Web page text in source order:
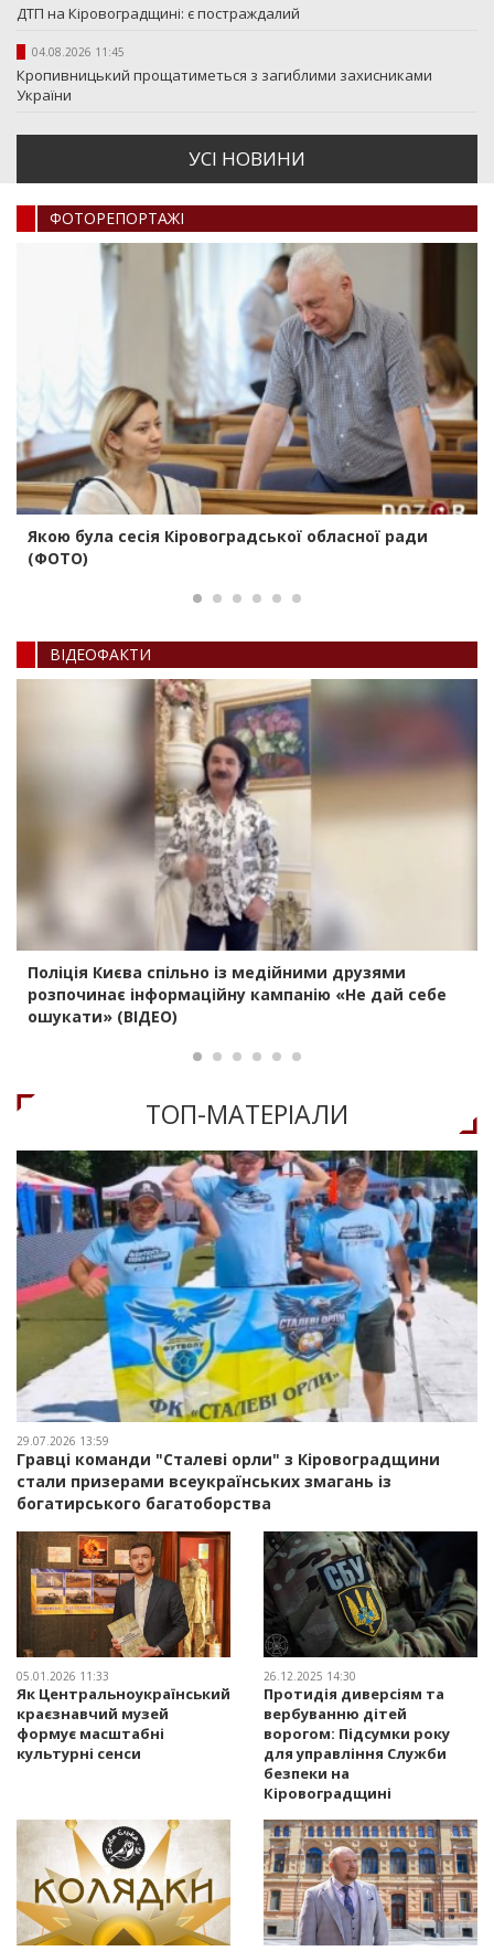
ДТП на Кіровоградщині: є постраждалий
04.08.2026 11:45
Кропивницький прощатиметься з загиблими захисниками
України
УСI НОВИНИ
ФОТОРЕПОРТАЖI
Якою була сесія Кіровоградської обласної ради
(ФОТО)
ВIДЕОФАКТИ
Поліція Києва спільно із медійними друзями
розпочинає інформаційну кампанію «Не дай себе
ошукати» (ВІДЕО)
ТОП-МАТЕРIАЛИ
29.07.2026 13:59
Гравці команди "Сталеві орли" з Кіровоградщини
стали призерами всеукраїнських змагань із
богатирського багатоборства
05.01.2026 11:33
Як Центральноукраїнський
краєзнавчий музей
формує масштабні
культурні сенси
26.12.2025 14:30
Протидія диверсіям та
вербуванню дітей
ворогом: Підсумки року
для управління Служби
безпеки на
Кіровоградщині